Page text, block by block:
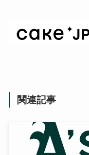
関連記事